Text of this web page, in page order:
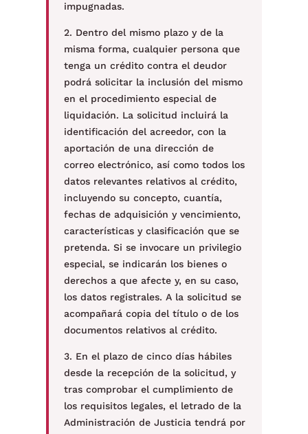
impugnadas.
2. Dentro del mismo plazo y de la
misma forma, cualquier persona que
tenga un crédito contra el deudor
podrá solicitar la inclusión del mismo
en el procedimiento especial de
liquidación. La solicitud incluirá la
identificación del acreedor, con la
aportación de una dirección de
correo electrónico, así como todos los
datos relevantes relativos al crédito,
incluyendo su concepto, cuantía,
fechas de adquisición y vencimiento,
características y clasificación que se
pretenda. Si se invocare un privilegio
especial, se indicarán los bienes o
derechos a que afecte y, en su caso,
los datos registrales. A la solicitud se
acompañará copia del título o de los
documentos relativos al crédito.
3. En el plazo de cinco días hábiles
desde la recepción de la solicitud, y
tras comprobar el cumplimiento de
los requisitos legales, el letrado de la
Administración de Justicia tendrá por